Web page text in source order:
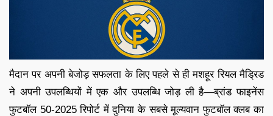
मैदान पर अपनी बेजोड़ सफलता के लिए पहले से ही मशहूर रियल मैड्रिड
ने अपनी उपलब्धियों में एक और उपलब्धि जोड़ ली है—ब्रांड फाइनेंस
फुटबॉल 50-2025 रिपोर्ट में दुनिया के सबसे मूल्यवान फुटबॉल क्लब का